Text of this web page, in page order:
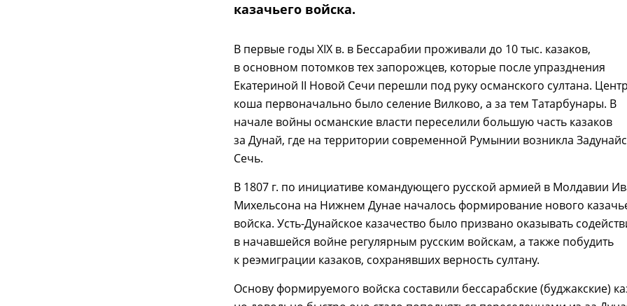
казачьего войска.
В первые годы XIX в. в Бессарабии проживали до 10 тыс. казаков,
в основном потомков тех запорожцев, которые после упразднения
Екатериной II Новой Сечи перешли под руку османского султана.
коша первоначально было селение Вилково, а за тем Татарбунары. В
начале войны османские власти переселили большую часть казаков
за Дунай, где на территории современной Румынии возникла
Сечь.
В 1807 г. по инициативе командующего русской армией в Молдавии
Михельсона на Нижнем Дунае началось формирование нового
войска. Усть-Дунайское казачество было призвано оказывать
в начавшейся войне регулярным русским войскам, а также побудить
к реэмиграции казаков, сохранявших верность султану.
Основу формируемого войска составили бессарабские (буджакские)